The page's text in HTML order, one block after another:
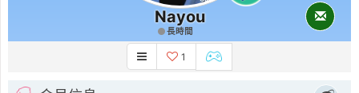
Nayou
長時間
1